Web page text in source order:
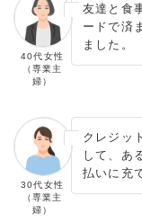
40代女性
（専業主
婦）
友達と食
ードで済
ました。
30代女性
（専業主
婦）
クレジッ
して、あ
払いに充